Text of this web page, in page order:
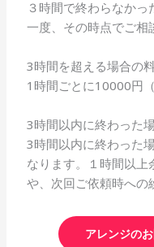
３時間で終わらなかっ
一度、その時点でご相
3時間を超える場合の
1時間ごとに10000円
3時間以内に終わった
3時間以内に終わった
なります。１時間以上
や、次回ご依頼時への
アレンジの